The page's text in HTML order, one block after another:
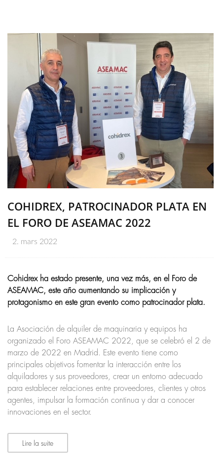
COHIDREX, PATROCINADOR PLATA EN
EL FORO DE ASEAMAC 2022
2. mars 2022
Cohidrex ha estado presente, una vez más, en el Foro de
ASEAMAC, este año aumentando su implicación y
protagonismo en este gran evento como patrocinador plata.
La Asociación de alquiler de maquinaria y equipos ha
organizado el Foro ASEAMAC 2022, que se celebró el 2 de
marzo de 2022 en Madrid. Este evento tiene como
principales objetivos fomentar la interacción entre los
alquiladores y sus proveedores, crear un entorno adecuado
para establecer relaciones entre proveedores, clientes y otros
agentes, impulsar la formación continua y dar a conocer
innovaciones en el sector.
Lire la suite